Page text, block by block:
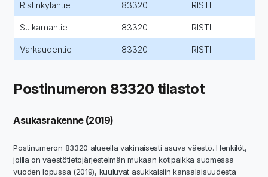
Ristinkyläntie 83320 RISTI
Sulkamantie 83320 RISTI
Varkaudentie 83320 RISTI
Postinumeron 83320 tilastot
Asukasrakenne (2019)
Postinumeron 83320 alueella vakinaisesti asuva väestö. Henkilöt,
joilla on väestötietojärjestelmän mukaan kotipaikka suomessa
vuoden lopussa (2019), kuuluvat asukkaisiin kansalaisuudesta